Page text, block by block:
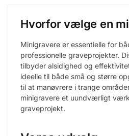
Hvorfor vælge en
Minigravere er essentielle for
professionelle graveprojekter.
tilbyder alsidighed og
ideelle til både små og større
til at manøvrere i trange
minigravere et uundværligt
graveprojekt.